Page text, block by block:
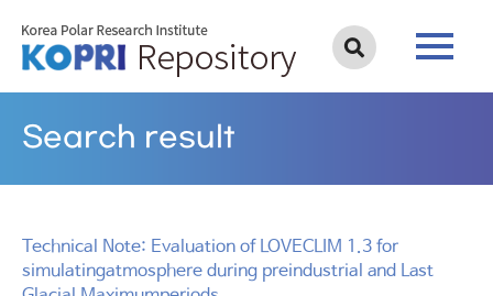
Search result
Technical Note: Evaluation of LOVECLIM 1.3 for
simulatingatmosphere during preindustrial and Last